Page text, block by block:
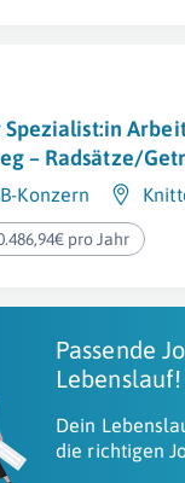
Spezialist:in
– Radsätze/
Konzern
pro Jahr
Passende
Lebenslauf!
Dein
die richtigen